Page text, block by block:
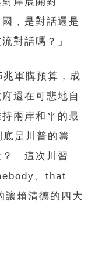
，是對話還是
對話嗎？」
軍購預算，成
還在可悲地自
兩岸和平的最
是川普的籌
」這次川習
、that
讓賴清德的四大